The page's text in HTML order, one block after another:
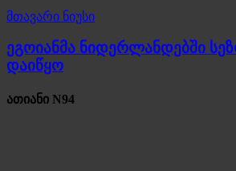
მთავარი ნიუსი
ეგოიანმა ნიდერლანდებში
დაიწყო
ათიანი N94